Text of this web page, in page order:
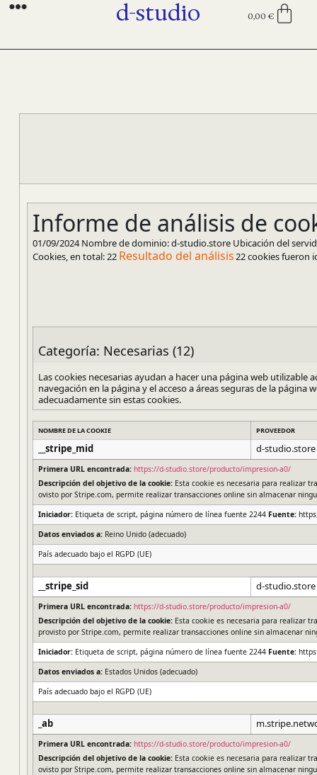
d-studio 0,00€
Informe de análisis de
01/09/2024 Nombre de dominio: d-studio.store Ubicación del
Cookies, en total: 22 Resultado del análisis22 cookies fueron
Categoría: Necesarias (12)
Las cookies necesarias ayudan a hacer una página web utilizable
navegación en la página y el acceso a áreas seguras de la página
adecuadamente sin estas cookies.
NOMBRE DE LA COOKIE PROVEEDOR
__stripe_mid d-studio.store
Primera URL encontrada: https://d-studio.store/producto/impresion-a0/
Descripción del objetivo de la cookie: Esta cookie es necesaria para realizar
ovisto por Stripe.com, permite realizar transacciones online sin almacenar
Iniciador: Etiqueta de script, página número de línea fuente 2244 Fuente:
Datos enviados a: Reino Unido (adecuado)
País adecuado bajo el RGPD (UE)
__stripe_sid d-studio.store
Primera URL encontrada: https://d-studio.store/producto/impresion-a0/
Descripción del objetivo de la cookie: Esta cookie es necesaria para realizar
provisto por Stripe.com, permite realizar transacciones online sin almacenar
Iniciador: Etiqueta de script, página número de línea fuente 2244 Fuente:
Datos enviados a: Estados Unidos (adecuado)
País adecuado bajo el RGPD (UE)
_ab
Primera URL encontrada: https://d-studio.store/producto/impresion-a0/
Descripción del objetivo de la cookie: Esta cookie es necesaria para realizar
ovisto por Stripe.com, permite realizar transacciones online sin almacenar